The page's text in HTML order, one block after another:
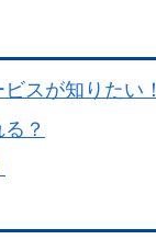
スが知りたい！
？